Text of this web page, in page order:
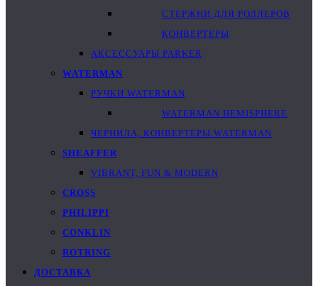
СТЕРЖНИ ДЛЯ РОЛЛЕРОВ
КОНВЕРТЕРЫ
АКСЕССУАРЫ PARKER
WATERMAN
РУЧКИ WATERMAN
WATERMAN HEMISPHERE
ЧЕРНИЛА, КОНВЕРТЕРЫ WATERMAN
SHEAFFER
VIBRANT, FUN & MODERN
CROSS
PHILIPPI
CONKLIN
ROTRING
ДОСТАВКА